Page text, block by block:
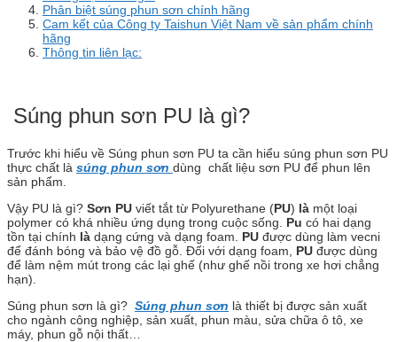
Phân biệt súng phun sơn chính hãng
Cam kết của Công ty Taishun Việt Nam về sản phẩm chính
hãng
Thông tin liên lạc:
Súng phun sơn PU là gì?
Trước khi hiểu về Súng phun sơn PU ta cần hiểu súng phun sơn PU
thực chất là súng phun sơn dùng chất liệu sơn PU để phun lên
sản phẩm.
Vậy PU là gì? Sơn PU viết tắt từ Polyurethane (PU) là một loại
polymer có khá nhiều ứng dụng trong cuộc sống. Pu có hai dạng
tồn tại chính là dạng cứng và dạng foam. PU được dùng làm vecni
để đánh bóng và bảo vệ đồ gỗ. Đối với dạng foam, PU được dùng
để làm nệm mút trong các lại ghế (như ghế nồi trong xe hơi chẳng
hạn).
Súng phun sơn là gì? Súng phun sơn là thiết bị được sản xuất
cho ngành công nghiệp, sản xuất, phun màu, sửa chữa ô tô, xe
máy, phun gỗ nội thất…